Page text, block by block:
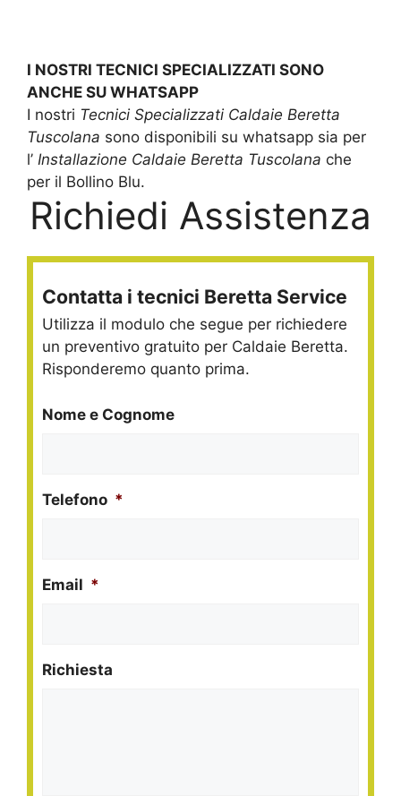
I NOSTRI TECNICI SPECIALIZZATI SONO
ANCHE SU WHATSAPP
I nostri Tecnici Specializzati Caldaie Beretta
Tuscolana sono disponibili su whatsapp sia per
l’ Installazione Caldaie Beretta Tuscolana che
per il Bollino Blu.
Richiedi Assistenza
Contatta i tecnici Beretta Service
Utilizza il modulo che segue per richiedere
un preventivo gratuito per Caldaie Beretta.
Risponderemo quanto prima.
Nome e Cognome
Telefono *
Email *
Richiesta